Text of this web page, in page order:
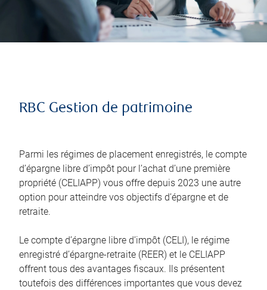
RBC Gestion de patrimoine
Parmi les régimes de placement enregistrés, le compte
d’épargne libre d’impôt pour l’achat d’une première
propriété (CELIAPP) vous offre depuis 2023 une autre
option pour atteindre vos objectifs d’épargne et de
retraite.
Le compte d’épargne libre d’impôt (CELI), le régime
enregistré d’épargne-retraite (REER) et le CELIAPP
offrent tous des avantages fiscaux. Ils présentent
toutefois des différences importantes que vous devez